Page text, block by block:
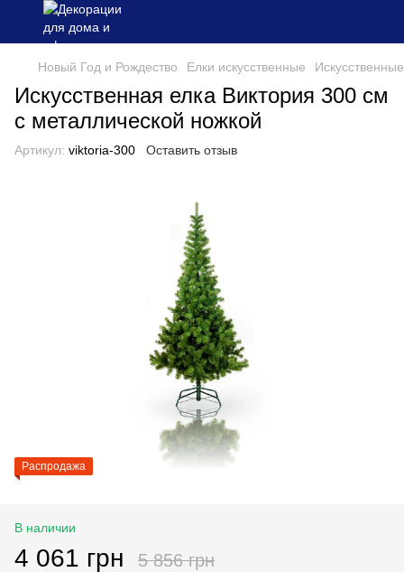
Новый Год и Рождество Елки искусственные
Искусственная елка Виктория 300 см
с металлической ножкой
Артикул: viktoria-300 Оставить отзыв
Распродажа
В наличии
4 061 грн 5 856 грн